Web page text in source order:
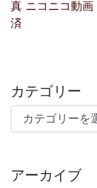
真 ニコニコ動画
済
カテゴリー
カテゴリー
アーカイブ